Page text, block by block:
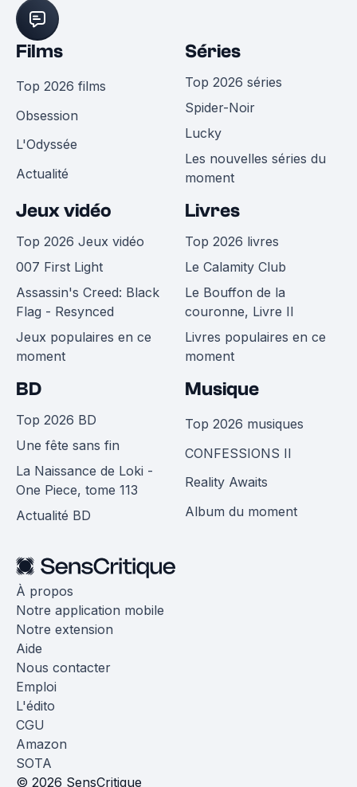
Films
Top 2026 films
Obsession
L'Odyssée
Actualité
Séries
Top 2026 séries
Spider-Noir
Lucky
Les nouvelles séries du
moment
Jeux vidéo
Top 2026 Jeux vidéo
007 First Light
Assassin's Creed: Black
Flag - Resynced
Jeux populaires en ce
moment
Livres
Top 2026 livres
Le Calamity Club
Le Bouffon de la
couronne, Livre II
Livres populaires en ce
moment
BD
Top 2026 BD
Une fête sans fin
La Naissance de Loki -
One Piece, tome 113
Actualité BD
Musique
Top 2026 musiques
CONFESSIONS II
Reality Awaits
Album du moment
À propos
Notre application mobile
Notre extension
Aide
Nous contacter
Emploi
L'édito
CGU
Amazon
SOTA
© 2026 SensCritique